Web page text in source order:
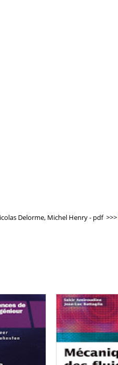
Delorme, Michel Henry - pdf >>>